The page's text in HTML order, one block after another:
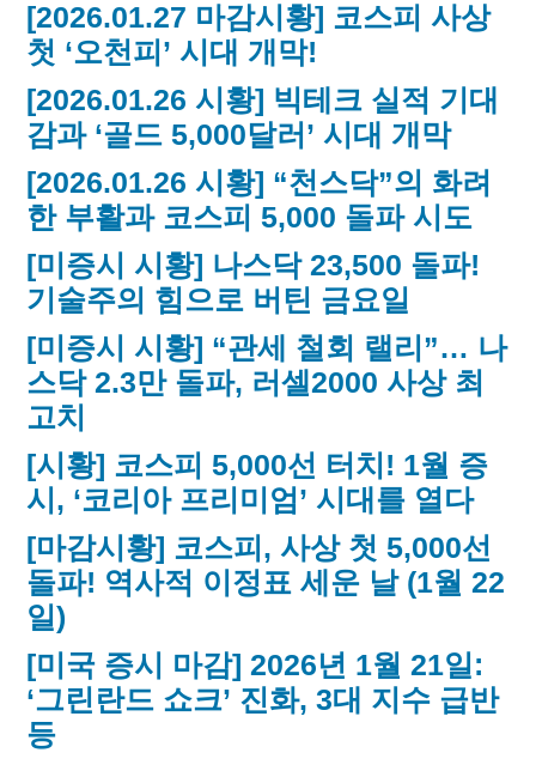
[2026.01.27 마감시황] 코스피 사상
첫 ‘오천피’ 시대 개막!
[2026.01.26 시황] 빅테크 실적 기대
감과 ‘골드 5,000달러’ 시대 개막
[2026.01.26 시황] “천스닥”의 화려
한 부활과 코스피 5,000 돌파 시도
[미증시 시황] 나스닥 23,500 돌파!
기술주의 힘으로 버틴 금요일
[미증시 시황] “관세 철회 랠리”… 나
스닥 2.3만 돌파, 러셀2000 사상 최
고치
[시황] 코스피 5,000선 터치! 1월 증
시, ‘코리아 프리미엄’ 시대를 열다
[마감시황] 코스피, 사상 첫 5,000선
돌파! 역사적 이정표 세운 날 (1월 22
일)
[미국 증시 마감] 2026년 1월 21일:
‘그린란드 쇼크’ 진화, 3대 지수 급반
등